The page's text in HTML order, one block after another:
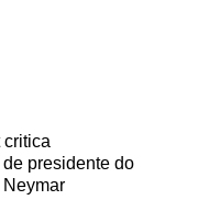
critica
presidente do
Neymar